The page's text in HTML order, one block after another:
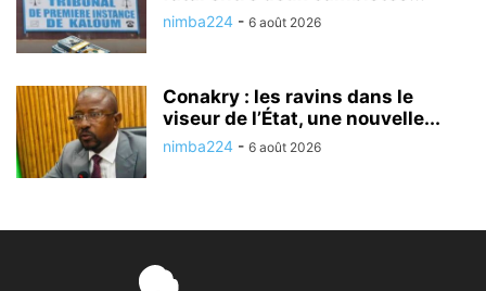
nimba224 - 6 août 2026
Conakry : les ravins dans le
viseur de l’État, une nouvelle...
nimba224 - 6 août 2026